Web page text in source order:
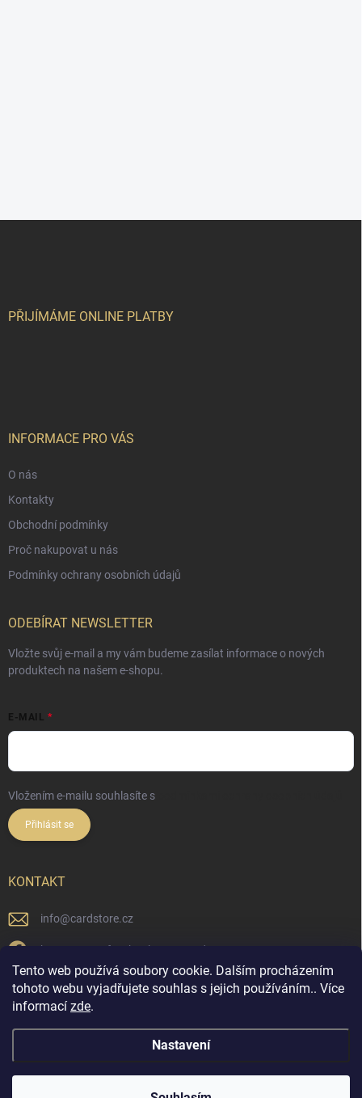
Tento web používá soubory cookie. Dalším procházením
tohoto webu vyjadřujete souhlas s jejich používáním.. Více
informací zde.
Nastavení
PŘIJÍMÁME ONLINE PLATBY
INFORMACE PRO VÁS
O nás
Kontakty
Obchodní podmínky
Proč nakupovat u nás
Podmínky ochrany osobních údajů
ODEBÍRAT NEWSLETTER
Vložte svůj e-mail a my vám budeme zasílat informace o nových
produktech na našem e-shopu.
E-MAIL
Vložením e-mailu souhlasíte s
Přihlásit se
KONTAKT
info@cardstore.cz
https://www.facebook.com/cardstorecz
cardstore.cz/
@cardstore.cz/
Cardstore.cz . Všechna práva vyhrazena.